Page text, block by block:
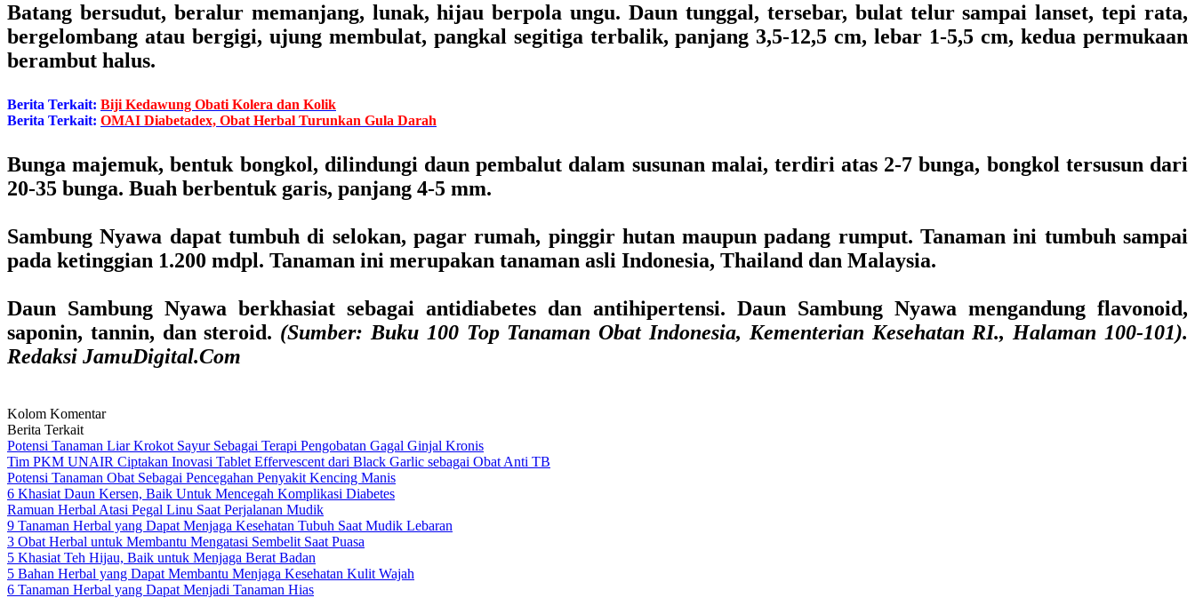
Batang bersudut, beralur memanjang, lunak, hijau berpola ungu. Daun tunggal, tersebar, bulat telur sampai lanset, tepi rata,
bergelombang atau bergigi, ujung membulat, pangkal segitiga terbalik, panjang 3,5-12,5 cm, lebar 1-5,5 cm, kedua permukaan
berambut halus.
Berita Terkait: Biji Kedawung Obati Kolera dan Kolik
Berita Terkait: OMAI Diabetadex, Obat Herbal Turunkan Gula Darah
Bunga majemuk, bentuk bongkol, dilindungi daun pembalut dalam susunan malai, terdiri atas 2-7 bunga, bongkol tersusun dari
20-35 bunga. Buah berbentuk garis, panjang 4-5 mm.
Sambung Nyawa dapat tumbuh di selokan, pagar rumah, pinggir hutan maupun padang rumput. Tanaman ini tumbuh sampai
pada ketinggian 1.200 mdpl. Tanaman ini merupakan tanaman asli Indonesia, Thailand dan Malaysia.
Daun Sambung Nyawa berkhasiat sebagai antidiabetes dan antihipertensi. Daun Sambung Nyawa mengandung flavonoid,
saponin, tannin, dan steroid. (Sumber: Buku 100 Top Tanaman Obat Indonesia, Kementerian Kesehatan RI., Halaman 100-101).
Redaksi JamuDigital.Com
Kolom Komentar
Berita Terkait
Potensi Tanaman Liar Krokot Sayur Sebagai Terapi Pengobatan Gagal Ginjal Kronis
Tim PKM UNAIR Ciptakan Inovasi Tablet Effervescent dari Black Garlic sebagai Obat Anti TB
Potensi Tanaman Obat Sebagai Pencegahan Penyakit Kencing Manis
6 Khasiat Daun Kersen, Baik Untuk Mencegah Komplikasi Diabetes
Ramuan Herbal Atasi Pegal Linu Saat Perjalanan Mudik
9 Tanaman Herbal yang Dapat Menjaga Kesehatan Tubuh Saat Mudik Lebaran
3 Obat Herbal untuk Membantu Mengatasi Sembelit Saat Puasa
5 Khasiat Teh Hijau, Baik untuk Menjaga Berat Badan
5 Bahan Herbal yang Dapat Membantu Menjaga Kesehatan Kulit Wajah
6 Tanaman Herbal yang Dapat Menjadi Tanaman Hias